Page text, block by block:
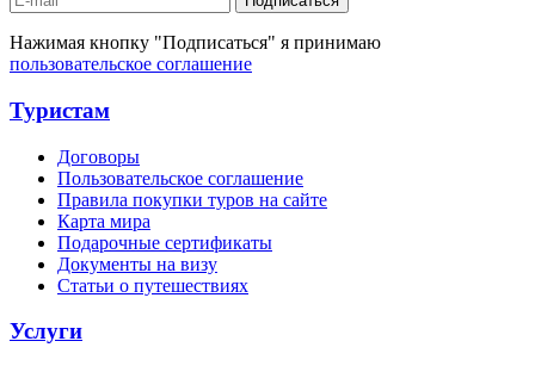
Нажимая кнопку "Подписаться" я принимаю
пользовательское соглашение
Туристам
Договоры
Пользовательское соглашение
Правила покупки туров на сайте
Карта мира
Подарочные сертификаты
Документы на визу
Статьи о путешествиях
Услуги